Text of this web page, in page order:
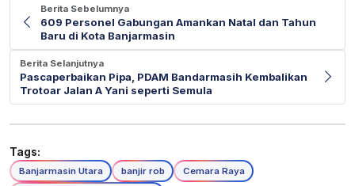
Berita Sebelumnya
609 Personel Gabungan Amankan Natal dan Tahun
Baru di Kota Banjarmasin
Berita Selanjutnya
Pascaperbaikan Pipa, PDAM Bandarmasih Kembalikan
Trotoar Jalan A Yani seperti Semula
Tags:
Banjarmasin Utara banjir rob
Cemara Raya